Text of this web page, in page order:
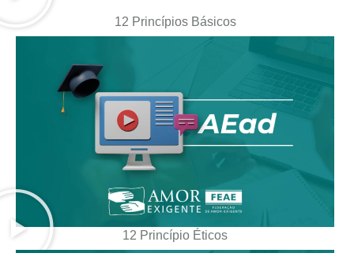
12 Princípios Básicos
12 Princípio Éticos